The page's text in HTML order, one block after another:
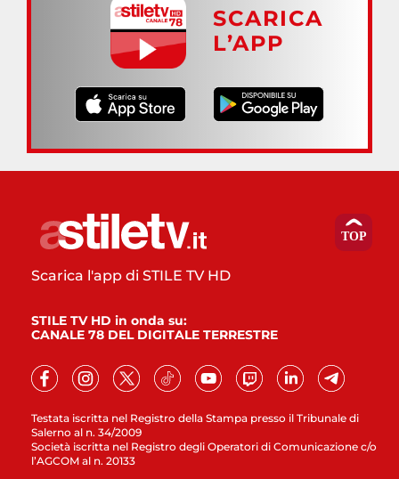
SCARICA
L’APP
Testata iscritta nel Registro della Stampa presso il Tribunale di
Salerno al n. 34/2009
Società iscritta nel Registro degli Operatori di Comunicazione c/o
l’AGCOM al n. 20133
Scarica l'app di STILE TV HD
STILE TV HD in onda su:
CANALE 78 DEL DIGITALE TERRESTRE